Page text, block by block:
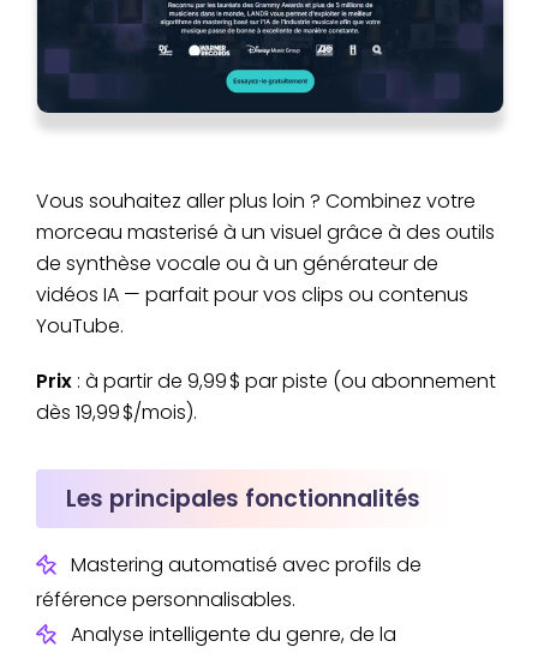
Vous souhaitez aller plus loin ? Combinez votre
morceau masterisé à un visuel grâce à des outils
de synthèse vocale ou à un générateur de
vidéos IA — parfait pour vos clips ou contenus
YouTube.
Prix : à partir de 9,99 $ par piste (ou abonnement
dès 19,99 $/mois).
Les principales fonctionnalités
Mastering automatisé avec profils de
référence personnalisables.
Analyse intelligente du genre, de la